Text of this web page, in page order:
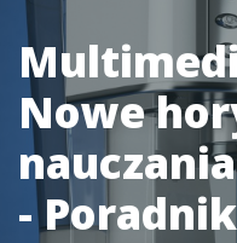
Nowe
- Poradnik